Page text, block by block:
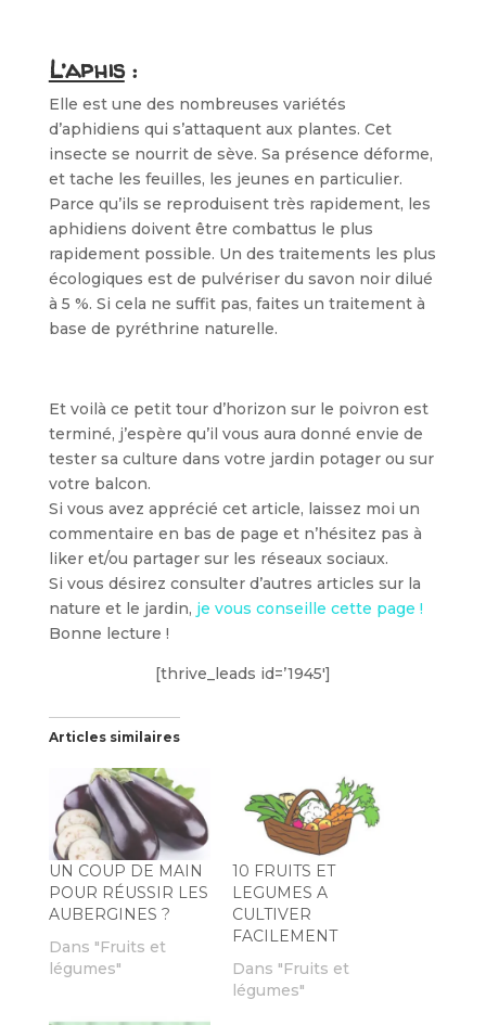
L’aphis:
Elle est une des nombreuses variétés
d’aphidiens qui s’attaquent aux plantes. Cet
insecte se nourrit de sève. Sa présence déforme,
et tache les feuilles, les jeunes en particulier.
Parce qu’ils se reproduisent très rapidement, les
aphidiens doivent être combattus le plus
rapidement possible. Un des traitements les plus
écologiques est de pulvériser du savon noir dilué
à 5 %. Si cela ne suffit pas, faites un traitement à
base de pyréthrine naturelle.
Et voilà ce petit tour d’horizon sur le poivron est
terminé, j’espère qu’il vous aura donné envie de
tester sa culture dans votre jardin potager ou sur
votre balcon.
Si vous avez apprécié cet article, laissez moi un
commentaire en bas de page et n’hésitez pas à
liker et/ou partager sur les réseaux sociaux.
Si vous désirez consulter d’autres articles sur la
nature et le jardin, je vous conseille cette page !
Bonne lecture !
[thrive_leads id=’1945′]
Articles similaires
UN COUP DE MAIN
POUR RÉUSSIR LES
AUBERGINES ?
Dans "Fruits et
légumes"
10 FRUITS ET
LEGUMES A
CULTIVER
FACILEMENT
Dans "Fruits et
légumes"